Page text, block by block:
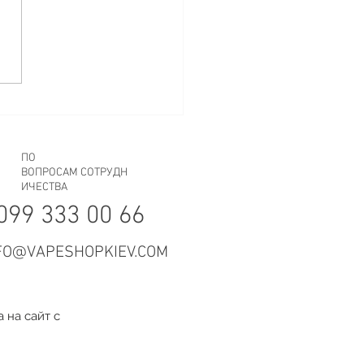
ПО
ВОПРОСАМ СОТРУДН
ИЧЕСТВА
333 00 66
на сайт с